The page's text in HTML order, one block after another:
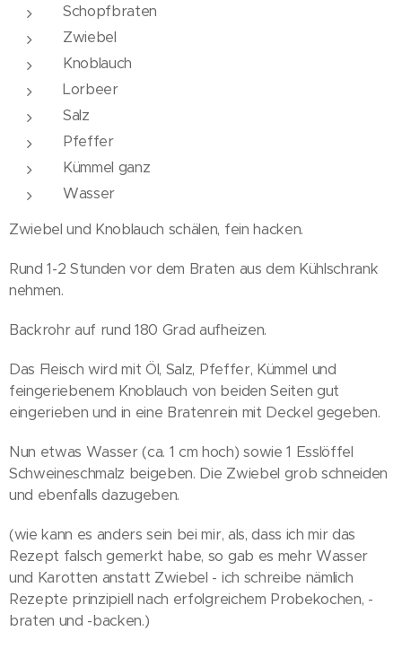
Schopfbraten
Zwiebel
Knoblauch
Lorbeer
Salz
Pfeffer
Kümmel ganz
Wasser
Zwiebel und Knoblauch schälen, fein hacken.
Rund 1-2 Stunden vor dem Braten aus dem Kühlschrank
nehmen.
Backrohr auf rund 180 Grad aufheizen.
Das Fleisch wird mit Öl, Salz, Pfeffer, Kümmel und
feingeriebenem Knoblauch von beiden Seiten gut
eingerieben und in eine Bratenrein mit Deckel gegeben.
Nun etwas Wasser (ca. 1 cm hoch) sowie 1 Esslöffel
Schweineschmalz beigeben. Die Zwiebel grob schneiden
und ebenfalls dazugeben.
(wie kann es anders sein bei mir, als, dass ich mir das
Rezept falsch gemerkt habe, so gab es mehr Wasser
und Karotten anstatt Zwiebel - ich schreibe nämlich
Rezepte prinzipiell nach erfolgreichem Probekochen, -
braten und -backen.)